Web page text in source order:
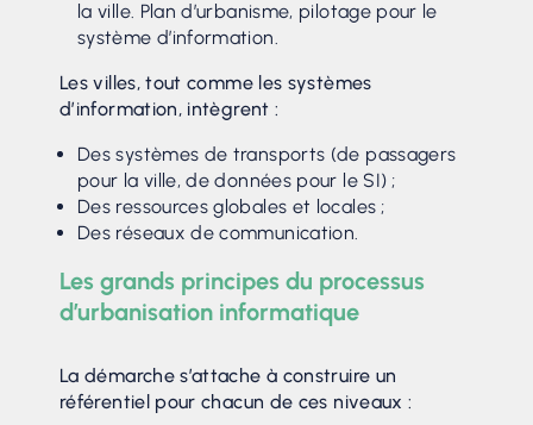
la ville. Plan d’urbanisme, pilotage pour le
système d’information.
Les villes, tout comme les systèmes
d’information, intègrent :
Des systèmes de transports (de passagers
pour la ville, de données pour le SI) ;
Des ressources globales et locales ;
Des réseaux de communication.
Les grands principes du processus
d’urbanisation informatique
La démarche s’attache à construire un
référentiel pour chacun de ces niveaux :